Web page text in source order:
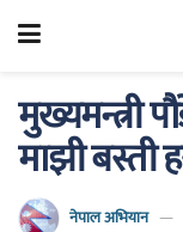
मुख्यमन्त्री
माझी बस्ती
नेपाल अभियान